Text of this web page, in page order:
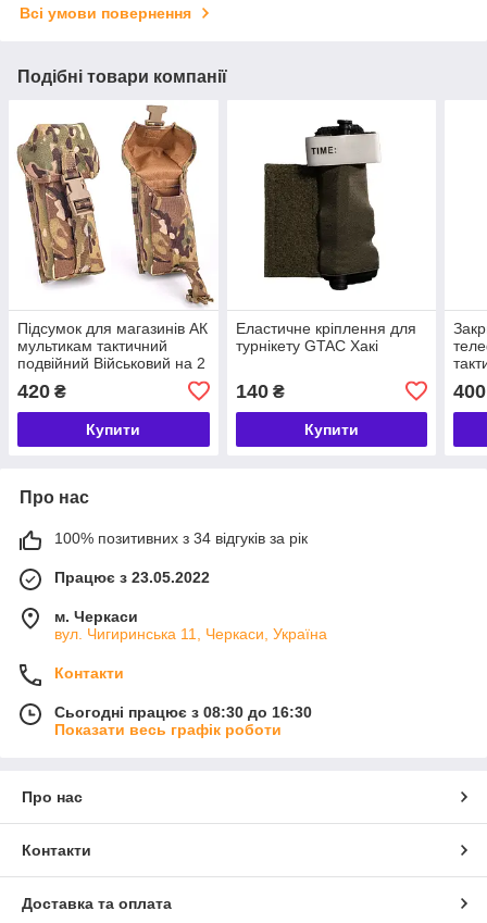
Всі умови повернення
Подібні товари компанії
Підсумок для магазинів АК
мультикам тактичний
подвійний Військовий на 2
ріжки АК закритий для ЗСУ
Molle
420 ₴
Купити
Еластичне кріплення для
турнікету GTAC Хакі
140₴
Купити
400
Про нас
100% позитивних з 34 відгуків за рік
Працює з 23.05.2022
м. Черкаси
вул. Чигиринська 11, Черкаси, Україна
Контакти
Сьогодні працює з 08:30 до 16:30
Показати весь графік роботи
Про нас
Контакти
Доставка та оплата